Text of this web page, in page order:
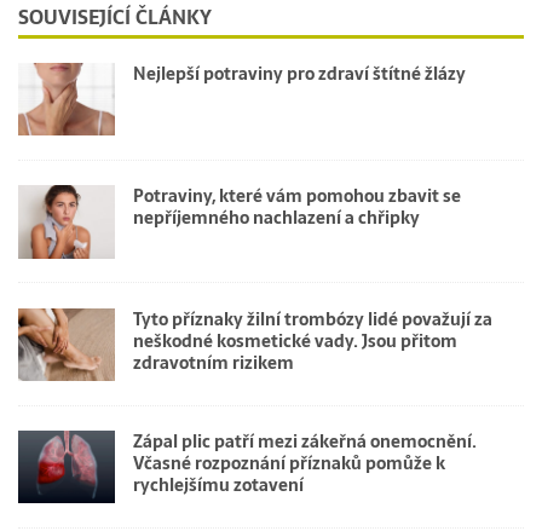
SOUVISEJÍCÍ ČLÁNKY
Nejlepší potraviny pro zdraví štítné žlázy
Potraviny, které vám pomohou zbavit se
nepříjemného nachlazení a chřipky
Tyto příznaky žilní trombózy lidé považují za
neškodné kosmetické vady. Jsou přitom
zdravotním rizikem
Zápal plic patří mezi zákeřná onemocnění.
Včasné rozpoznání příznaků pomůže k
rychlejšímu zotavení